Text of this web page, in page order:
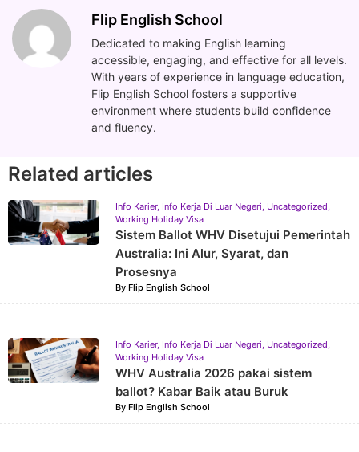
Flip English School
Dedicated to making English learning
accessible, engaging, and effective for all levels.
With years of experience in language education,
Flip English School fosters a supportive
environment where students build confidence
and fluency.
Related articles
Info Karier, Info Kerja Di Luar Negeri, Uncategorized,
Working Holiday Visa
Sistem Ballot WHV Disetujui Pemerintah
Australia: Ini Alur, Syarat, dan
Prosesnya
By Flip English School
Info Karier, Info Kerja Di Luar Negeri, Uncategorized,
Working Holiday Visa
WHV Australia 2026 pakai sistem
ballot? Kabar Baik atau Buruk
By Flip English School